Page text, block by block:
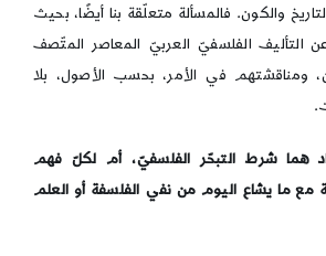
والكون. فالمسألة متعلّقة بنا أيضًا، بحيث
التأليف الفلسفيّ العربيّ المعاصر المتّصف
ومناقشتهم في الأمر، بحسب الأصول، بلا
هما شرط التبحّر الفلسفيّ، أم لكلّ فهم
مع ما يشاع اليوم من نفي الفلسفة أو العلم